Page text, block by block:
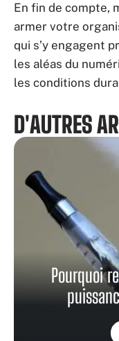
En fin de compte,
armer votre
qui s’y engagent
les aléas du
les conditions
D'AUTRES
Pourquoi